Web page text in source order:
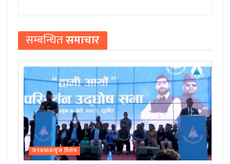
सम्बन्धितसमाचार
जनप्रभाबन्युज विशेष